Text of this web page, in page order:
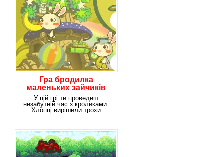
Гра бродилка
маленьких зайчиків
У цій грі ти проведеш
незабутній час з кроликами.
Хлопці вирішили трохи